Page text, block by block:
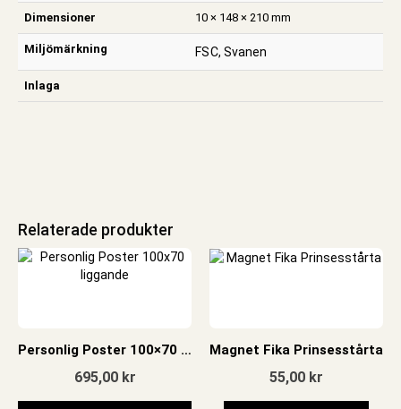
Dimensioner 10 × 148 × 210 mm
Miljömärkning FSC, Svanen
Inlaga
Relaterade produkter
Personlig Poster 100×70 liggande
695,00 kr
Magnet Fika Prinsesstårta
55,00 kr